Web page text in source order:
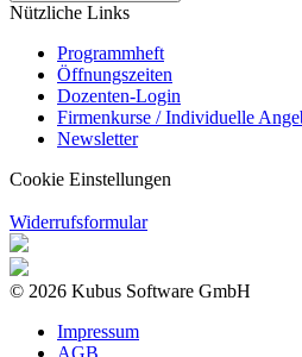
Nützliche Links
Programmheft
Öffnungszeiten
Dozenten-Login
Firmenkurse / Individuelle
Newsletter
Cookie Einstellungen
Widerrufsformular
© 2026 Kubus Software GmbH
Impressum
AGB